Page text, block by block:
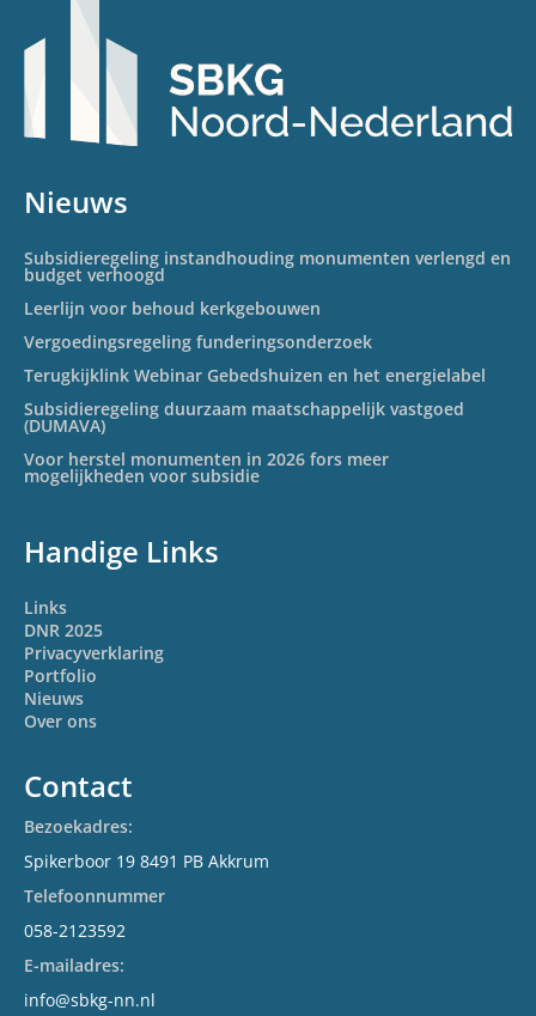
Nieuws
Subsidieregeling instandhouding monumenten verlengd en
budget verhoogd
Leerlijn voor behoud kerkgebouwen
Vergoedingsregeling funderingsonderzoek
Terugkijklink Webinar Gebedshuizen en het energielabel
Subsidieregeling duurzaam maatschappelijk vastgoed
(DUMAVA)
Voor herstel monumenten in 2026 fors meer
mogelijkheden voor subsidie
Handige Links
Links
DNR 2025
Privacyverklaring
Portfolio
Nieuws
Over ons
Contact
Bezoekadres:
Spikerboor 19 8491 PB Akkrum
Telefoonnummer
058-2123592
E-mailadres:
info@sbkg-nn.nl